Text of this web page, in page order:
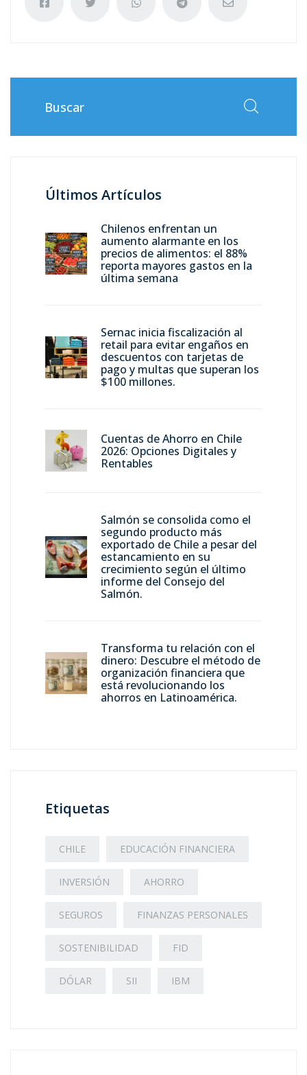
Últimos Artículos
Chilenos enfrentan un
aumento alarmante en los
precios de alimentos: el 88%
reporta mayores gastos en la
última semana
Sernac inicia fiscalización al
retail para evitar engaños en
descuentos con tarjetas de
pago y multas que superan los
$100 millones.
Cuentas de Ahorro en Chile
2026: Opciones Digitales y
Rentables
Salmón se consolida como el
segundo producto más
exportado de Chile a pesar del
estancamiento en su
crecimiento según el último
informe del Consejo del
Salmón.
Transforma tu relación con el
dinero: Descubre el método de
organización financiera que
está revolucionando los
ahorros en Latinoamérica.
Etiquetas
CHILE EDUCACIÓN FINANCIERA
INVERSIÓN AHORRO
SEGUROS FINANZAS PERSONALES
SOSTENIBILIDAD FID
DÓLAR SII IBM